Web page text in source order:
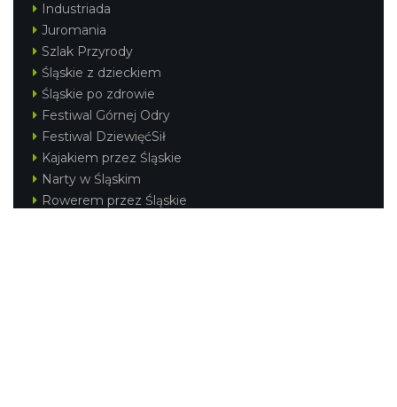
Industriada
Juromania
Szlak Przyrody
Śląskie z dzieckiem
Śląskie po zdrowie
Festiwal Górnej Odry
Festiwal DziewięćSił
Kajakiem przez Śląskie
Narty w Śląskim
Rowerem przez Śląskie